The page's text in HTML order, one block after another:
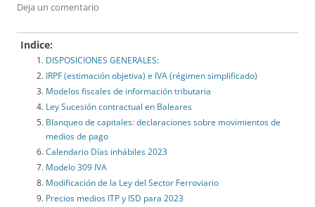
Deja un comentario
Indice:
DISPOSICIONES GENERALES:
IRPF (estimación objetiva) e IVA (régimen simplificado)
Modelos fiscales de información tributaria
Ley Sucesión contractual en Baleares
Blanqueo de capitales: declaraciones sobre movimientos de
medios de pago
Calendario Días inhábiles 2023
Modelo 309 IVA
Modificación de la Ley del Sector Ferroviario
Precios medios ITP y ISD para 2023